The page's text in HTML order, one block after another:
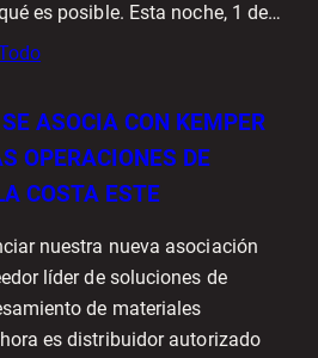
es posible. Esta noche, 1 de…
ASOCIA CON KEMPER
OPERACIONES DE
COSTA ESTE
nuestra nueva asociación
líder de soluciones de
de materiales
es distribuidor autorizado